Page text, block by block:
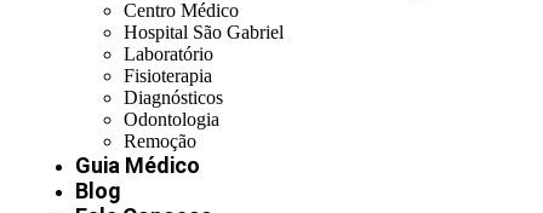
Centro Médico
Hospital São Gabriel
Laboratório
Fisioterapia
Diagnósticos
Odontologia
Remoção
Guia Médico
Blog